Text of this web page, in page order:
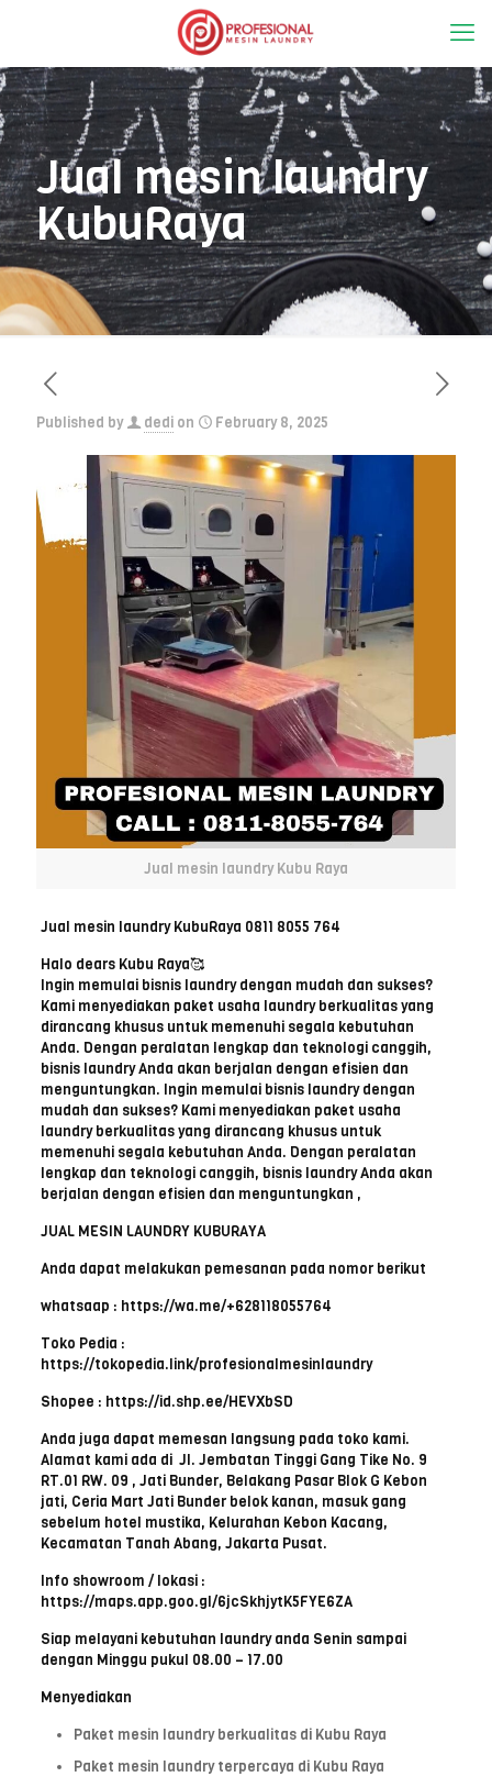
Jual mesin laundry
KubuRaya
Published by dedi on February 8, 2025
Jual mesin laundry Kubu Raya
Jual mesin laundry KubuRaya 0811 8055 764
Halo dears Kubu Raya🥰
Ingin memulai bisnis laundry dengan mudah dan sukses?
Kami menyediakan paket usaha laundry berkualitas yang
dirancang khusus untuk memenuhi segala kebutuhan
Anda. Dengan peralatan lengkap dan teknologi canggih,
bisnis laundry Anda akan berjalan dengan efisien dan
menguntungkan. Ingin memulai bisnis laundry dengan
mudah dan sukses? Kami menyediakan paket usaha
laundry berkualitas yang dirancang khusus untuk
memenuhi segala kebutuhan Anda. Dengan peralatan
lengkap dan teknologi canggih, bisnis laundry Anda akan
berjalan dengan efisien dan menguntungkan ,
JUAL MESIN LAUNDRY KUBURAYA
Anda dapat melakukan pemesanan pada nomor berikut
whatsaap : https://wa.me/+628118055764
Toko Pedia :
https://tokopedia.link/profesionalmesinlaundry
Shopee : https://id.shp.ee/HEVXbSD
Anda juga dapat memesan langsung pada toko kami.
Alamat kami ada di Jl. Jembatan Tinggi Gang Tike No. 9
RT.01 RW. 09 , Jati Bunder, Belakang Pasar Blok G Kebon
jati, Ceria Mart Jati Bunder belok kanan, masuk gang
sebelum hotel mustika, Kelurahan Kebon Kacang,
Kecamatan Tanah Abang, Jakarta Pusat.
Info showroom / lokasi :
https://maps.app.goo.gl/6jcSkhjytK5FYE6ZA
Siap melayani kebutuhan laundry anda Senin sampai
dengan Minggu pukul 08.00 – 17.00
Menyediakan
Paket mesin laundry berkualitas di Kubu Raya
Paket mesin laundry terpercaya di Kubu Raya